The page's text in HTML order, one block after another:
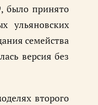
было принято
ульяновских
семейства
версия без
второго